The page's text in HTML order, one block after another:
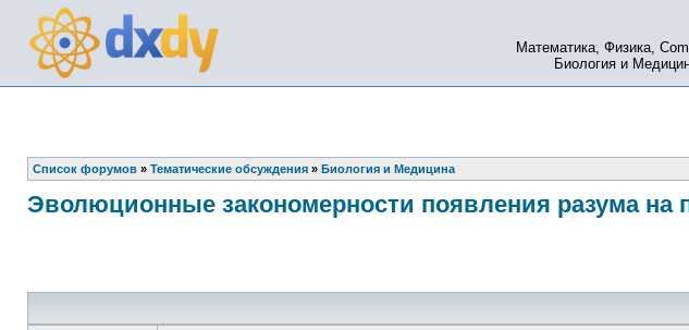
Математика, Физика,
Биология и
Список форумов » Тематические обсуждения » Биология и Медицина
Эволюционные закономерности появления разума на